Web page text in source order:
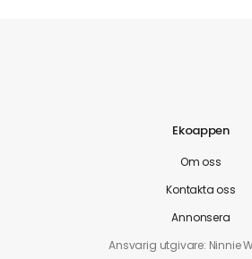
Ekoappen
Om oss
Kontakta oss
Annonsera
Ansvarig utgivare: Ninnie